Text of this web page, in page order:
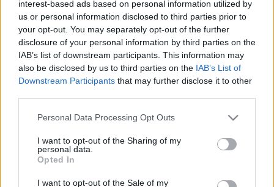
interest-based ads based on personal information utilized by
us or personal information disclosed to third parties prior to
your opt-out. You may separately opt-out of the further
disclosure of your personal information by third parties on the
IAB’s list of downstream participants. This information may
also be disclosed by us to third parties on the IAB’s List of
Downstream Participants that may further disclose it to other
Please note that this website/app uses one or more Google
not limited to your visit or usage behaviour. You may click to
grant or deny consent to Google and its third-party tags to
use your data for below specified purposes in below Google
consent section.
Personal Data Processing Opt Outs
I want to opt-out of the Sharing of my
personal data.
Opted In
I want to opt-out of the Sale of my
TISZA győzelem esetén...
Lélekszerelő, MAGYART • 2026. március 25.
Ha a TISZA győz, akkor ez lesz, meg az lesz… Így
csinálunk… úgy teszünk… megváltoztatjuk a
megtartunk… számon kérünk… bebörtönözzük…
elkobozzuk… leváltjuk… hazahozzuk… megvédjük…
visszaállítjuk… bevezetjük… létrehozzuk… A
világunk végre szabad…